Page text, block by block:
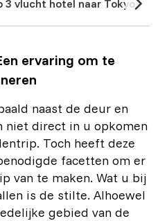
3 vlucht hotel naar Tokyo
ervaring om te
naast de deur en
niet direct in u opkomen
Toch heeft deze
facetten om er
van te maken. Wat u bij
is de stilte. Alhoewel
gebied van de